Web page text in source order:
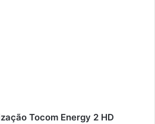
Tocom Energy 2 HD